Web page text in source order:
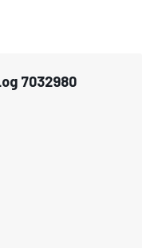
7032980